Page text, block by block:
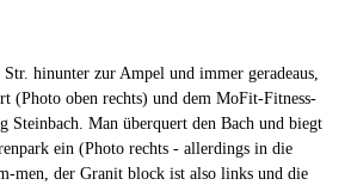
hinunter zur Ampel und immer geradeaus,
(Photo oben rechts) und dem MoFit-Fitness-
Steinbach. Man überquert den Bach und biegt
ein (Photo rechts - allerdings in die
men, der Granit block ist also links und die